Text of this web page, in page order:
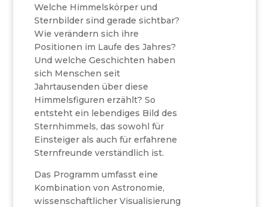
Welche Himmelskörper und
Sternbilder sind gerade sichtbar?
Wie verändern sich ihre
Positionen im Laufe des Jahres?
Und welche Geschichten haben
sich Menschen seit
Jahrtausenden über diese
Himmelsfiguren erzählt? So
entsteht ein lebendiges Bild des
Sternhimmels, das sowohl für
Einsteiger als auch für erfahrene
Sternfreunde verständlich ist.
Das Programm umfasst eine
Kombination von Astronomie,
wissenschaftlicher Visualisierung